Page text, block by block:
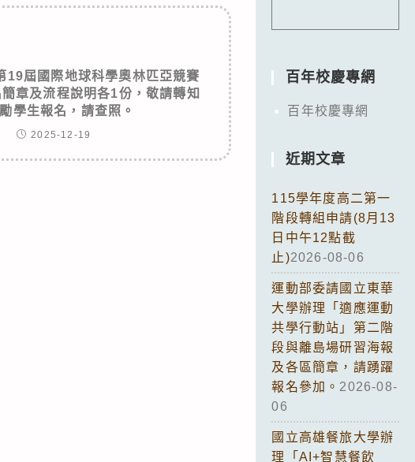
19屆國際地球科學奧林匹亞競賽
章及流程說明各1份，敬請轉知
學生報名，請查照。
2025-12-19
百年校慶專網
百年校慶專網
近期文章
115學年度高二第一
階段轉組申請(8月13
日中午12點截
止)2026-08-06
運動部委請國立東華
大學辦理「適應運動
共學行動站」第二階
段與離島場研習海報
及各區簡章，請踴躍
報名參加。 2026-08-
06
國立高雄餐旅大學辦
理「AI+智慧餐飲